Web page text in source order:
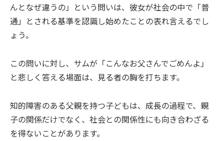
んとなぜ違うの」という問いは、彼女が社会の中で「普
通」とされる基準を認識し始めたことの表れ言えるでし
ょう。
この問いに対し、サムが「こんなお父さんでごめんよ」
と悲しく答える場面は、見る者の胸を打ちます。
知的障害のある父親を持つ子どもは、成長の過程で、親
子の関係だけでなく、社会との関係性にも向き合わざる
を得ないことがあります。